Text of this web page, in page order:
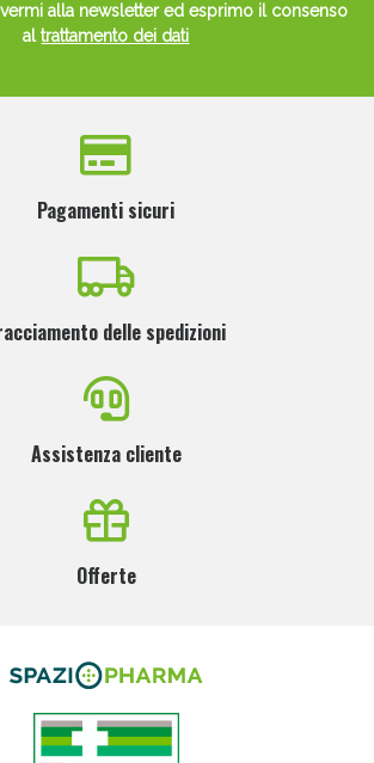
alla newsletter ed esprimo il consenso
altrattamento dei dati
Pagamenti sicuri
delle spedizioni
Assistenza cliente
Offerte